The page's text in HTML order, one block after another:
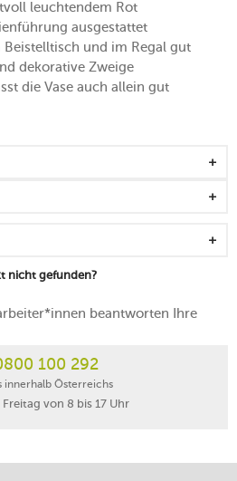
leuchtendem Rot
ausgestattet
und im Regal gut
dekorative Zweige
die Vase auch allein gut
nicht gefunden?
beantworten Ihre
100 292
innerhalb Österreichs
von 8 bis 17 Uhr